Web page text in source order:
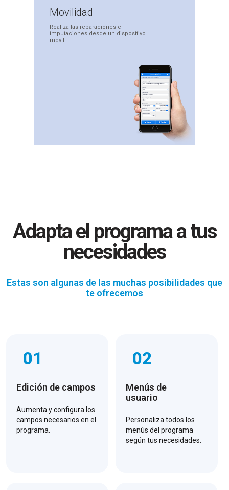
Movilidad
Realiza las reparaciones e
imputaciones desde un dispositivo
móvil.
Adapta el programa a tus
necesidades
Estas son algunas de las muchas posibilidades que
te ofrecemos
01
Edición de campos
Aumenta y configura los
campos necesarios en el
programa.
02
Menús de
usuario
Personaliza todos los
menús del programa
según tus necesidades.